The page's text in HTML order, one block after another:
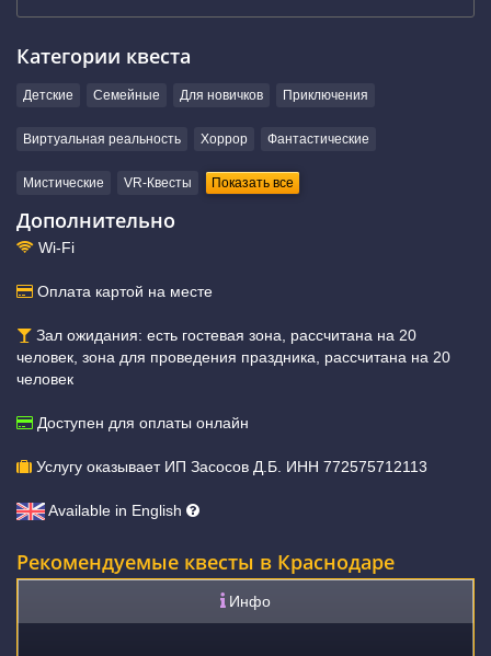
Категории квеста
Детские Семейные Для новичков Приключения
Виртуальная реальность Хоррор Фантастические
Мистические VR-Квесты Показать все
Дополнительно
Wi-Fi
Оплата картой на месте
Зал ожидания: есть гостевая зона, рассчитана на 20
человек, зона для проведения праздника, рассчитана на 20
человек
Доступен для оплаты онлайн
Услугу оказывает ИП Засосов Д.Б. ИНН 772575712113
Available in English
Рекомендуемые квесты в Краснодаре
Инфо